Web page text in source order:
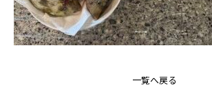
一覧へ戻る